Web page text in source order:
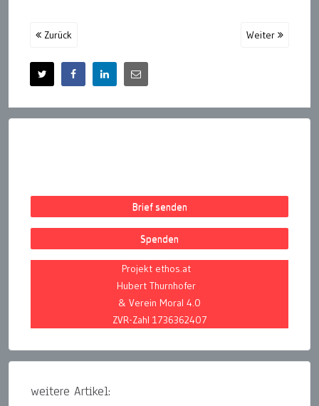
Zurück Weiter
Brief senden
Spenden
Projekt ethos.at
Hubert Thurnhofer
& Verein Moral 4.0
ZVR-Zahl 1736362407
weitere Artikel: